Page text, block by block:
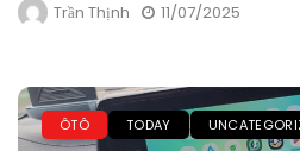
Trần Thịnh 11/07/2025
ÔTÔ TODAY